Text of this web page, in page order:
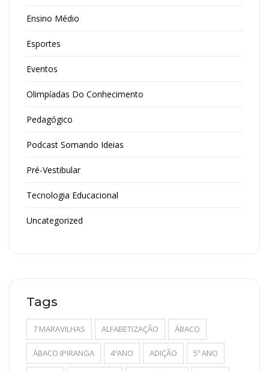
Ensino Médio
Esportes
Eventos
Olimpíadas Do Conhecimento
Pedagógico
Podcast Somando Ideias
Pré-Vestibular
Tecnologia Educacional
Uncategorized
Tags
7 MARAVILHAS ALFABETIZAÇÃO ÁBACO
ÁBACO IPIRANGA 4ºANO ADIÇÃO 5º ANO